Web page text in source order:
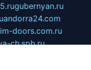
gubernyan.ru
andorra24.com
doors.com.ru
ch.spb.ru